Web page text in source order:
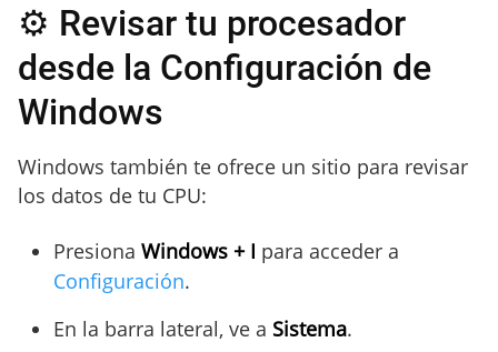
⚙️ Revisar tu procesador
desde la Configuración de
Windows
Windows también te ofrece un sitio para revisar
los datos de tu CPU:
Presiona Windows + I para acceder a
Configuración.
En la barra lateral, ve a Sistema.